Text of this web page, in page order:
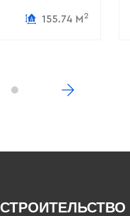
155.74 М2
СТРОИТЕЛЬСТВО